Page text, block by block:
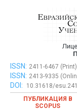
Евразийский
ISSN: 2411-6467 (Print)
ISSN: 2413-9335
DOI:
10.31618/
ПУБЛИКАЦИЯ В
SCOPUS